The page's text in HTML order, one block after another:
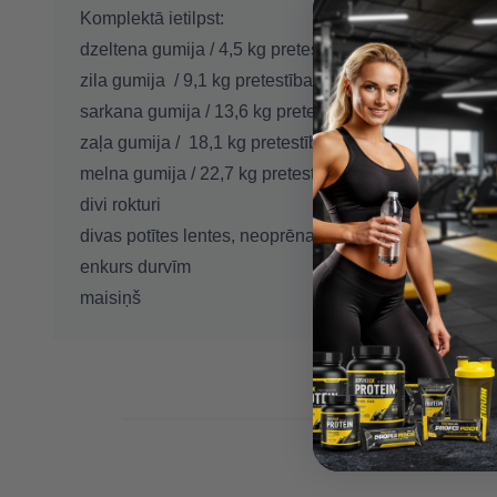
Komplektā ietilpst:
dzeltena gumija / 4,5 kg pretestība
zila gumija / 9,1 kg pretestība
sarkana gumija / 13,6 kg pretestība
zaļa gumija / 18,1 kg pretestība
melna gumija / 22,7 kg pretestība
divi rokturi
divas potītes lentes, neoprēna, piestiprinātas ar
enkurs durvīm
maisiņš